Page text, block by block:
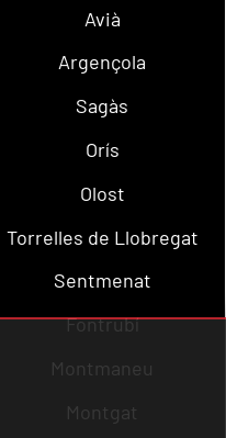
Avià
Argençola
Sagàs
Orís
Olost
Torrelles de Llobregat
Sentmenat
Fontrubí
Montmaneu
Montgat